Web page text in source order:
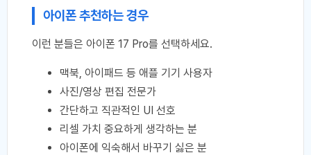
아이폰 추천하는 경우
이런 분들은 아이폰 17 Pro를 선택하세요.
맥북, 아이패드 등 애플 기기 사용자
사진/영상 편집 전문가
간단하고 직관적인 UI 선호
리셀 가치 중요하게 생각하는 분
아이폰에 익숙해서 바꾸기 싫은 분